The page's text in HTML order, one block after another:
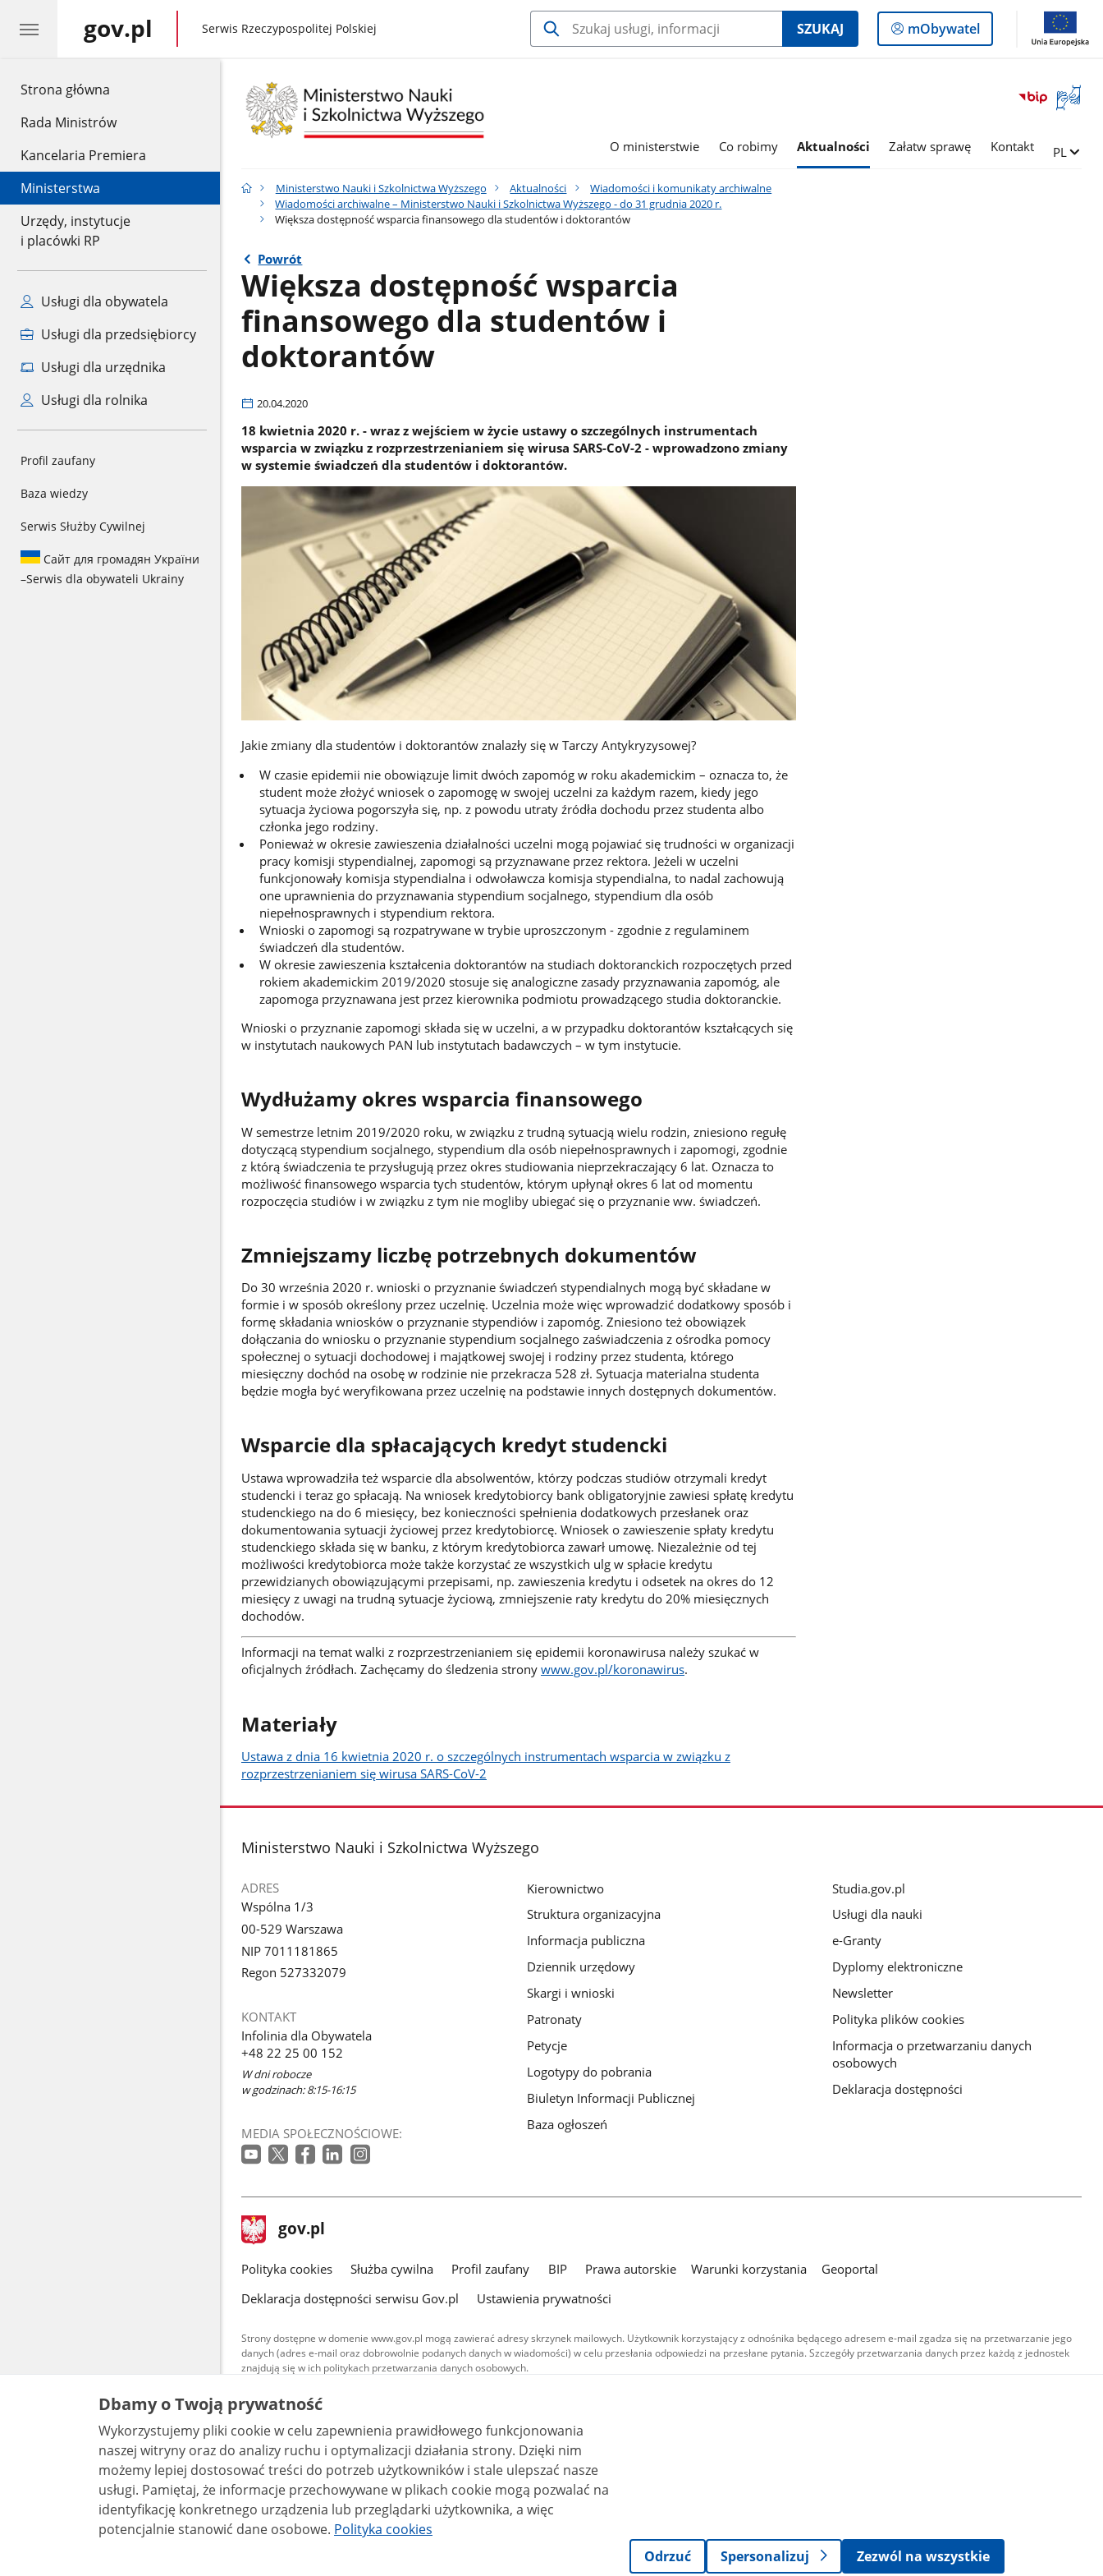
Strona główna
Rada Ministrów
Kancelaria Premiera
Ministerstwa
Urzędy, instytucje
i placówki RP
Usługi dla obywatela
Usługi dla przedsiębiorcy
Usługi dla urzędnika
Usługi dla rolnika
Profil zaufany
Baza wiedzy
Serwis Służby Cywilnej
Сайт для громадян України
–Serwis dla obywateli Ukrainy
gov.pl gov.pl
Serwis Rzeczypospolitej Polskiej SZUKAJ
Logowanie
do
mObywatel
Otwórz
okno
języka
O ministerstwie Co robimy Aktualności Załatw sprawę Kontakt Zmień
PL
Ministerstwo Nauki i Szkolnictwa Wyższego Aktualności
Wiadomości i komunikaty archiwalne
Wiadomości archiwalne – Ministerstwo Nauki i Szkolnictwa Wyższego - do 31 grudnia 2020 r.
Większa dostępność wsparcia finansowego dla studentów i doktorantów
Powrót
Większa dostępność wsparcia
finansowego dla studentów i
doktorantów
20.04.2020
18 kwietnia 2020 r. - wraz z wejściem w życie ustawy o szczególnych instrumentach
wsparcia w związku z rozprzestrzenianiem się wirusa SARS-CoV-2 - wprowadzono zmiany
w systemie świadczeń dla studentów i doktorantów.
Jakie zmiany dla studentów i doktorantów znalazły się w Tarczy Antykryzysowej?
W czasie epidemii nie obowiązuje limit dwóch zapomóg w roku akademickim – oznacza to, że
student może złożyć wniosek o zapomogę w swojej uczelni za każdym razem, kiedy jego
sytuacja życiowa pogorszyła się, np. z powodu utraty źródła dochodu przez studenta albo
członka jego rodziny.
Ponieważ w okresie zawieszenia działalności uczelni mogą pojawiać się trudności w organizacji
pracy komisji stypendialnej, zapomogi są przyznawane przez rektora. Jeżeli w uczelni
funkcjonowały komisja stypendialna i odwoławcza komisja stypendialna, to nadal zachowują
one uprawnienia do przyznawania stypendium socjalnego, stypendium dla osób
niepełnosprawnych i stypendium rektora.
Wnioski o zapomogi są rozpatrywane w trybie uproszczonym - zgodnie z regulaminem
świadczeń dla studentów.
W okresie zawieszenia kształcenia doktorantów na studiach doktoranckich rozpoczętych przed
rokiem akademickim 2019/2020 stosuje się analogiczne zasady przyznawania zapomóg, ale
zapomoga przyznawana jest przez kierownika podmiotu prowadzącego studia doktoranckie.
Wnioski o przyznanie zapomogi składa się w uczelni, a w przypadku doktorantów kształcących się
w instytutach naukowych PAN lub instytutach badawczych – w tym instytucie.
Wydłużamy okres wsparcia finansowego
W semestrze letnim 2019/2020 roku, w związku z trudną sytuacją wielu rodzin, zniesiono regułę
dotyczącą stypendium socjalnego, stypendium dla osób niepełnosprawnych i zapomogi, zgodnie
z którą świadczenia te przysługują przez okres studiowania nieprzekraczający 6 lat. Oznacza to
możliwość finansowego wsparcia tych studentów, którym upłynął okres 6 lat od momentu
rozpoczęcia studiów i w związku z tym nie mogliby ubiegać się o przyznanie ww. świadczeń.
Zmniejszamy liczbę potrzebnych dokumentów
Do 30 września 2020 r. wnioski o przyznanie świadczeń stypendialnych mogą być składane w
formie i w sposób określony przez uczelnię. Uczelnia może więc wprowadzić dodatkowy sposób i
formę składania wniosków o przyznanie stypendiów i zapomóg. Zniesiono też obowiązek
dołączania do wniosku o przyznanie stypendium socjalnego zaświadczenia z ośrodka pomocy
społecznej o sytuacji dochodowej i majątkowej swojej i rodziny przez studenta, którego
miesięczny dochód na osobę w rodzinie nie przekracza 528 zł. Sytuacja materialna studenta
będzie mogła być weryfikowana przez uczelnię na podstawie innych dostępnych dokumentów.
Wsparcie dla spłacających kredyt studencki
Ustawa wprowadziła też wsparcie dla absolwentów, którzy podczas studiów otrzymali kredyt
studencki i teraz go spłacają. Na wniosek kredytobiorcy bank obligatoryjnie zawiesi spłatę kredytu
studenckiego na do 6 miesięcy, bez konieczności spełnienia dodatkowych przesłanek oraz
dokumentowania sytuacji życiowej przez kredytobiorcę. Wniosek o zawieszenie spłaty kredytu
studenckiego składa się w banku, z którym kredytobiorca zawarł umowę. Niezależnie od tej
możliwości kredytobiorca może także korzystać ze wszystkich ulg w spłacie kredytu
przewidzianych obowiązującymi przepisami, np. zawieszenia kredytu i odsetek na okres do 12
miesięcy z uwagi na trudną sytuacje życiową, zmniejszenie raty kredytu do 20% miesięcznych
dochodów.
Informacji na temat walki z rozprzestrzenianiem się epidemii koronawirusa należy szukać w
oficjalnych źródłach. Zachęcamy do śledzenia strony www.gov.pl/koronawirus.
Materiały
Ustawa z dnia 16 kwietnia 2020 r. o szczególnych instrumentach wsparcia w związku z
rozprzestrzenianiem się wirusa SARS-CoV-2
stopka
Ministerstwo Nauki i Szkolnictwa Wyższego
ADRES
Wspólna 1/3
00-529 Warszawa
NIP 7011181865
Regon 527332079
KONTAKT
Infolinia dla Obywatela
+48 22 25 00 152
W dni robocze
w godzinach: 8:15-16:15
MEDIA SPOŁECZNOŚCIOWE:
Kierownictwo
Struktura organizacyjna
Informacja publiczna
Dziennik urzędowy
Skargi i wnioski
Patronaty
Petycje
Logotypy do pobrania
Biuletyn Informacji Publicznej
Baza ogłoszeń
Studia.gov.pl
Usługi dla nauki
e-Granty
Dyplomy elektroniczne
Newsletter
Polityka plików cookies
Informacja o przetwarzaniu danych
osobowych
Deklaracja dostępności
stopka
gov.pl Strona
gov.pl
gov.pl
Polityka cookies Służba cywilna Profil zaufany BIP Prawa autorskie Warunki korzystania
Geoportal
Deklaracja dostępności serwisu Gov.pl
Ustawienia prywatności
Strony dostępne w domenie www.gov.pl mogą zawierać adresy skrzynek mailowych. Użytkownik korzystający z odnośnika będącego adresem e-mail zgadza się na przetwarzanie jego
danych (adres e-mail oraz dobrowolnie podanych danych w wiadomości) w celu przesłania odpowiedzi na przesłane pytania. Szczegóły przetwarzania danych przez każdą z jednostek
znajdują się w ich politykach przetwarzania danych osobowych.
Treści tekstowe publikowane w serwisie (z wyłączeniem treści audiowizualnych), są
udostępniane na licencji typu Creative Commons: uznanie autorstwa - na tych samych
warunkach 4.0 (CC BY-SA 4.0). Materiały audiowizualne, w tym zdjęcia, materiały audio i wideo,
są udostępniane na licencji typu Creative Commons: uznanie autorstwa użycie niekomercyjne -
bez utworów zależnych 4.0 (CC BY-NC-ND 4.0), o ile nie jest to stwierdzone inaczej.
Dbamy o Twoją prywatność
Wykorzystujemy pliki cookie w celu zapewnienia prawidłowego funkcjonowania
naszej witryny oraz do analizy ruchu i optymalizacji działania strony. Dzięki nim
możemy lepiej dostosować treści do potrzeb użytkowników i stale ulepszać nasze
usługi. Pamiętaj, że informacje przechowywane w plikach cookie mogą pozwalać na
identyfikację konkretnego urządzenia lub przeglądarki użytkownika, a więc
potencjalnie stanowić dane osobowe. Polityka cookies
Odrzuć
Spersonalizuj Zezwól na wszystkie